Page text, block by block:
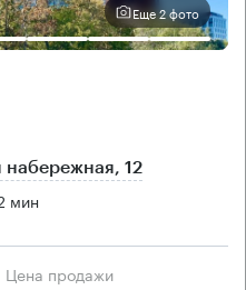
Еще 2 фото
12
мин
Цена продажи